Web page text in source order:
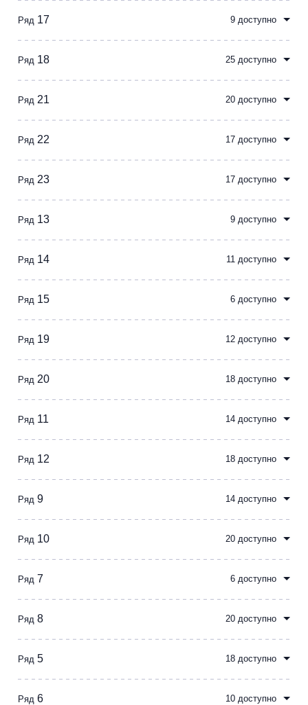
Ряд 17 9 доступно
Ряд 18 25 доступно
Ряд 21 20 доступно
Ряд 22 17 доступно
Ряд 23 17 доступно
Ряд 13 9 доступно
Ряд 14 11 доступно
Ряд 15 6 доступно
Ряд 19 12 доступно
Ряд 20 18 доступно
Ряд 11 14 доступно
Ряд 12 18 доступно
Ряд 9 14 доступно
Ряд 10 20 доступно
Ряд 7 6 доступно
Ряд 8 20 доступно
Ряд 5 18 доступно
Ряд 6 10 доступно